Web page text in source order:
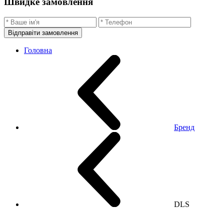
Відправіти замовлення
Головна
Бренд
DLS